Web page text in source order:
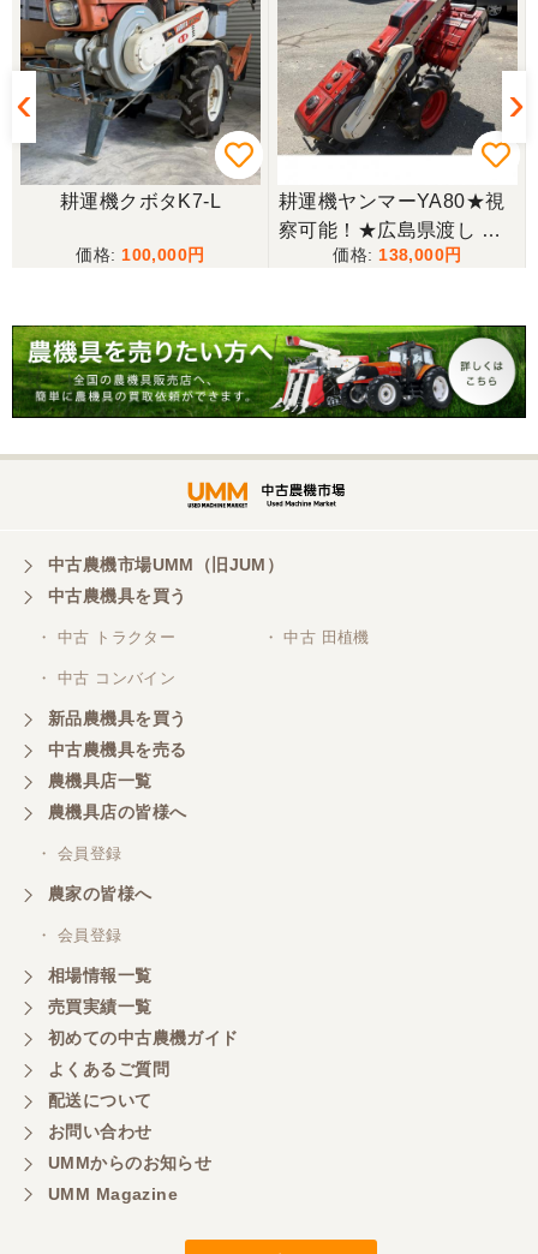
山梨県／じん
整備された中古のバインダーを探していて、金額も
だいたい予算内だったのですぐに決めました！ それ
から陸送が可能という所も大きな決め手で、良い買
い物が出来たと非常に満足しております。
山梨県／今井基史
この度は、迅速な対応ありがとうございました。た
だ、メールに記載の配達の受け取りについてタイム
ラグがあり少しとまどいましたので、星をひとつの
山梨県／
迅速丁寧にご対応くださいました。この度はありが
です。
山梨県／井上農場
このたびはお取引ありがとうございました。 梱包も
山梨県／
商談成立の連絡をいたいておりません。
山梨県／中川
このたびは、ありがとうございました。
山梨県／好ちゃん
大変いい商品で草刈り作業で活躍しています
耕運機クボタK7-L
100,000
耕運機ヤンマーYA80★視
察可能！★広島県渡し ヤ
ンマー 耕運機 YA80 8馬力
現状渡し【P11435487】
138,000
中古農機市場UMM（旧JUM）
中古農機具を買う
・ 中古 トラクター ・ 中古 田植機
・ 中古 コンバイン
新品農機具を買う
中古農機具を売る
農機具店一覧
農機具店の皆様へ
・ 会員登録
農家の皆様へ
・ 会員登録
相場情報一覧
売買実績一覧
初めての中古農機ガイド
よくあるご質問
配送について
お問い合わせ
UMMからのお知らせ
UMM Magazine